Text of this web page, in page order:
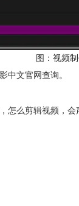
图：视频
中文官网 查询。
， 怎么剪辑视频 ， 会